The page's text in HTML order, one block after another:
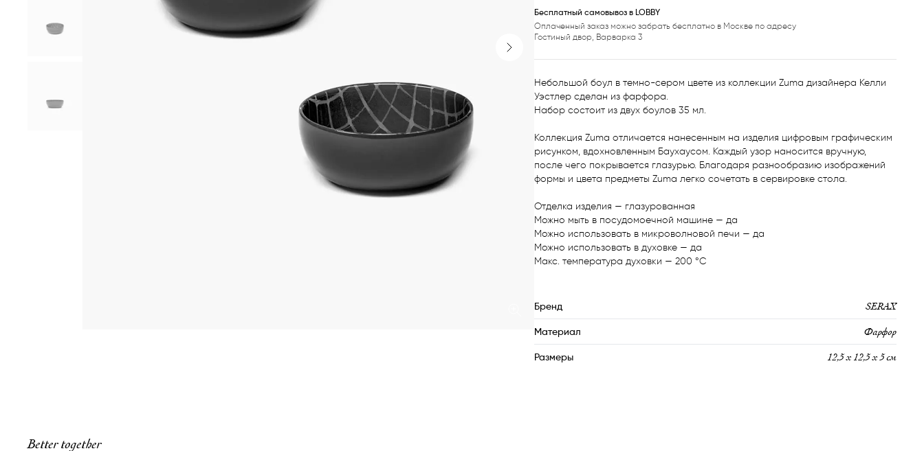
Next slide
Бесплатный самовывоз в LOBBY
Оплаченный заказ можно забрать бесплатно в Москве по адресу
Гостиный двор, Варварка 3
Небольшой боул в темно-сером цвете из коллекции Zuma дизайнера Келли
Уэстлер сделан из фарфора.
Набор состоит из двух боулов 35 мл.
Коллекция Zuma отличается нанесенным на изделия цифровым графическим
рисунком, вдохновленным Баухаусом. Каждый узор наносится вручную,
после чего покрывается глазурью. Благодаря разнообразию изображений
формы и цвета предметы Zuma легко сочетать в сервировке стола.
Отделка изделия — глазурованная
Можно мыть в посудомоечной машине — да
Можно использовать в микроволновой печи — да
Можно использовать в духовке — да
Макс. температура духовки — 200 °C
Бренд SERAX
Материал Фарфор
Размеры 12,5 х 12,5 х 5 см
Better together